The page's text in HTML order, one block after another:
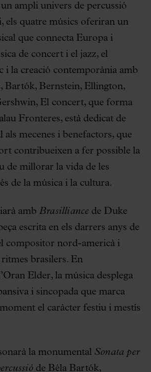
ampli univers de percussió
els quatre músics oferiran un
que connecta Europa i
de concert i el jazz, el
i la creació contemporània amb
Bartók, Bernstein, Ellington,
El concert, que forma
Fronteres, està dedicat de
als mecenes i benefactors, que
contribueixen a fer possible la
de millorar la vida de les
de la música i la cultura.
amb Brasilliance de Duke
escrita en els darrers anys de
compositor nord-americà i
brasilers. En
Elder, la música desplega
i sincopada que marca
el caràcter festiu i mestís
la monumental Sonata per
de Béla Bartók,